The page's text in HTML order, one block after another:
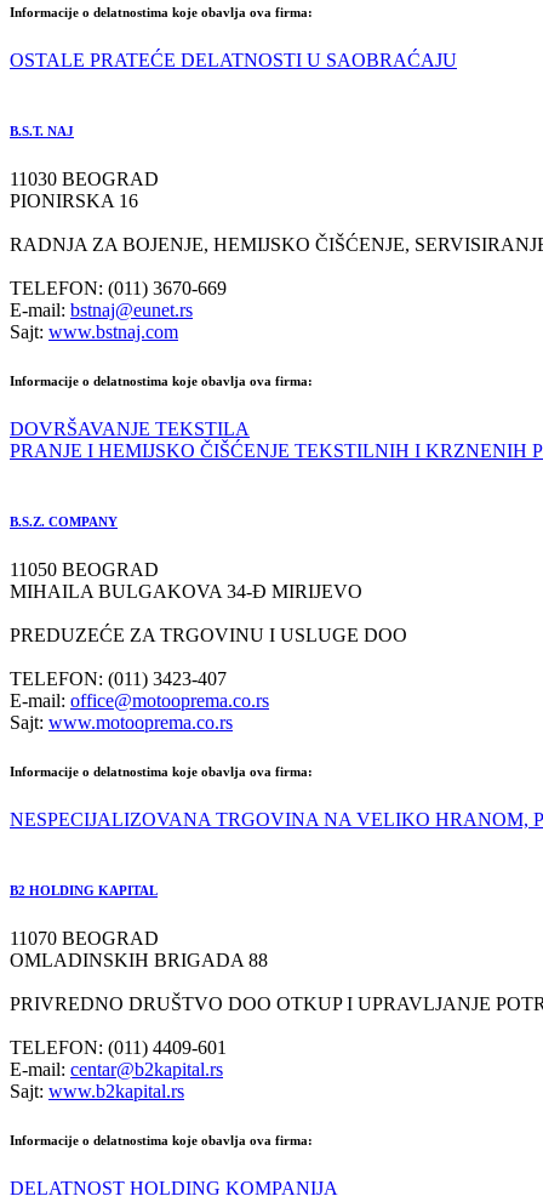
Informacije o delatnostima koje obavlja ova firma:
OSTALE PRATEĆE DELATNOSTI U SAOBRAĆAJU
B.S.T. NAJ
11030 BEOGRAD
PIONIRSKA 16
RADNJA ZA BOJENJE, HEMIJSKO ČIŠĆENJE,
TELEFON: (011) 3670-669
E-mail: bstnaj@eunet.rs
Sajt: www.bstnaj.com
Informacije o delatnostima koje obavlja ova firma:
DOVRŠAVANJE TEKSTILA
PRANJE I HEMIJSKO ČIŠĆENJE TEKSTILNIH I KRZNENIH
B.S.Z. COMPANY
11050 BEOGRAD
MIHAILA BULGAKOVA 34-Đ MIRIJEVO
PREDUZEĆE ZA TRGOVINU I USLUGE DOO
TELEFON: (011) 3423-407
E-mail: office@motooprema.co.rs
Sajt: www.motooprema.co.rs
Informacije o delatnostima koje obavlja ova firma:
NESPECIJALIZOVANA TRGOVINA NA VELIKO HRANOM,
B2 HOLDING KAPITAL
11070 BEOGRAD
OMLADINSKIH BRIGADA 88
PRIVREDNO DRUŠTVO DOO OTKUP I UPRAVLJANJE
TELEFON: (011) 4409-601
E-mail: centar@b2kapital.rs
Sajt: www.b2kapital.rs
Informacije o delatnostima koje obavlja ova firma:
DELATNOST HOLDING KOMPANIJA